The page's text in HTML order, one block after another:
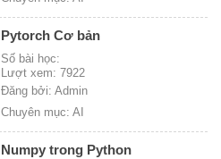
Pytorch Cơ bản
Số bài học:
Lượt xem: 7922
Đăng bởi: Admin
Chuyên mục: AI
Numpy trong Python